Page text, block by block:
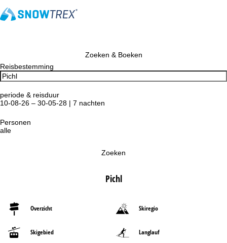
Zoeken & Boeken
Reisbestemming
periode & reisduur
10-08-26 – 30-05-28 | 7 nachten
Personen
alle
Zoeken
Pichl
Overzicht Skiregio
Skigebied Langlauf